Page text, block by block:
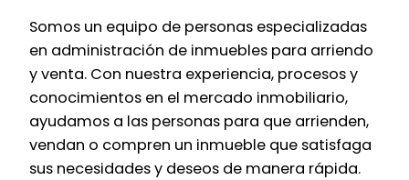
Somos un equipo de personas especializadas
en administración de inmuebles para arriendo
y venta. Con nuestra experiencia, procesos y
conocimientos en el mercado inmobiliario,
ayudamos a las personas para que arrienden,
vendan o compren un inmueble que satisfaga
sus necesidades y deseos de manera rápida.